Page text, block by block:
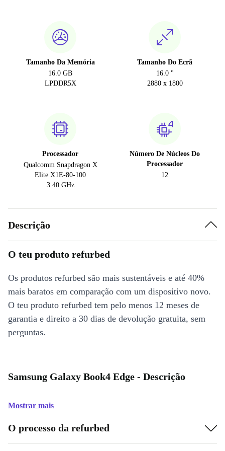
Tamanho Da Memória
16.0 GB
LPDDR5X
Tamanho Do Ecrã
16.0 "
2880 x 1800
Processador
Qualcomm Snapdragon X
Elite X1E-80-100
3.40 GHz
Número De Núcleos Do
Processador
12
Descrição
O teu produto refurbed
Os produtos refurbed são mais sustentáveis e até 40%
mais baratos em comparação com um dispositivo novo.
O teu produto refurbed tem pelo menos 12 meses de
garantia e direito a 30 dias de devolução gratuita, sem
perguntas.
Samsung Galaxy Book4 Edge - Descrição
Mostrar mais
O processo da refurbed